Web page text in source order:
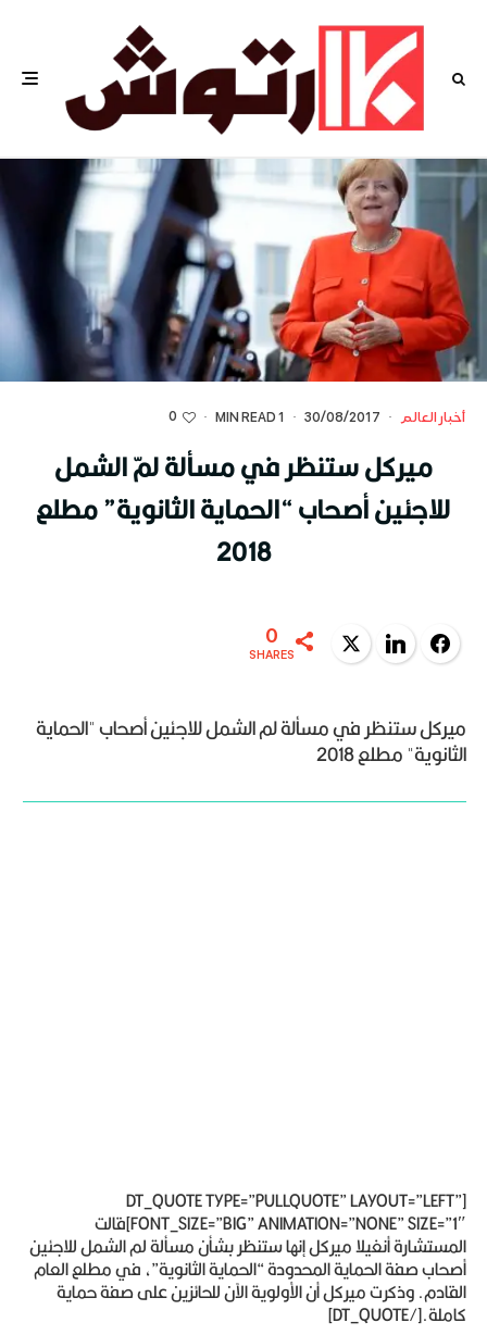
أخبار العالم ·
30/08/2017
·
1 MIN READ
·
0
ميركل ستنظر في مسألة لمّ الشمل
للاجئين أصحاب “الحماية الثانوية” مطلع
2018
Facebook
LinkedIn
Twitter
0
SHARES
ميركل ستنظر في مسألة لم الشمل للاجئين أصحاب "الحماية
الثانوية" مطلع 2018
[DT_QUOTE TYPE=”PULLQUOTE” LAYOUT=”LEFT”
FONT_SIZE=”BIG” ANIMATION=”NONE” SIZE=”1″]قالت
المستشارة أنغيلا ميركل إنها ستنظر بشأن مسألة لم الشمل للاجئين
أصحاب صفة الحماية المحدودة “الحماية الثانوية”، في مطلع العام
القادم. وذكرت ميركل أن الأولوية الآن للحائزين على صفة حماية
كاملة.[/DT_QUOTE]